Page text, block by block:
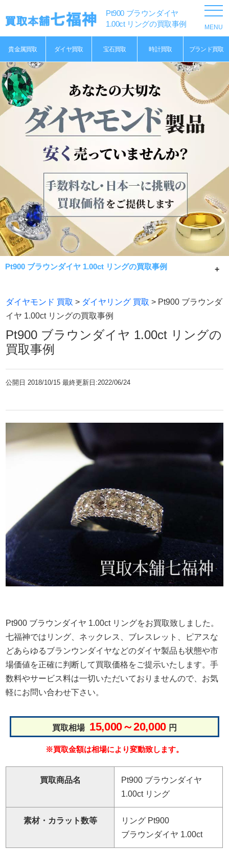
Pt900 ブラウンダイヤ
1.00ct リングの買取事例
貴金属買取 ダイヤ買取 宝石買取 時計買取 ブランド買取
Pt900 ブラウンダイヤ 1.00ct リングの買取事例
Pt900 ブラウンダイヤ 1.00ct リングの買取事例です。
カラット別ダイヤモンド価格表を元に相場限界でピンクダ
ます。
ダイヤモンド 買取 > ダイヤリング 買取 > Pt900 ブラウンダ
イヤ 1.00ct リングの買取事例
Pt900 ブラウンダイヤ 1.00ct リングの
買取事例
公開日2018/10/15 最終更新日:2022/06/24
Pt900 ブラウンダイヤ 1.00ct リングをお買取致しました。
七福神ではリング、ネックレス、ブレスレット、ピアスな
どあらゆるブランウンダイヤなどのダイヤ製品も状態や市
場価値を正確に判断して買取価格をご提示いたします。手
数料やサービス料は一切いただいておりませんので、お気
軽にお問い合わせ下さい。
買取相場 15,000～20,000 円
※買取金額は相場により変動致します。
買取商品名
Pt900 ブラウンダイヤ
1.00ct リング
素材・カラット数等
リング Pt900
ブラウンダイヤ 1.00ct